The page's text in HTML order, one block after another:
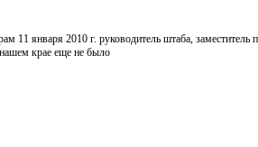
января 2010 г. руководитель штаба, заместитель
крае еще не было